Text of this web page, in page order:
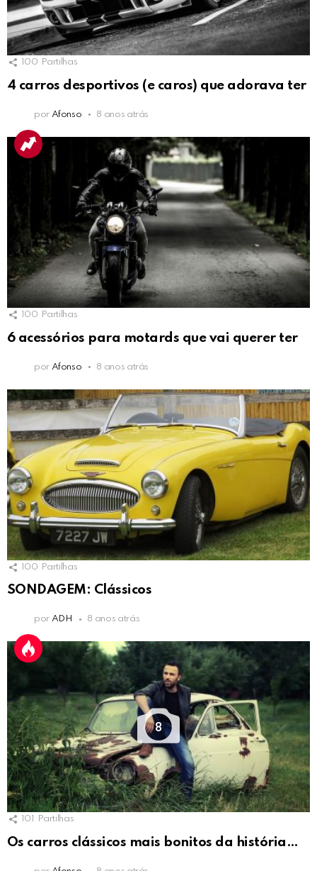
100 Partilhas
4 carros desportivos (e caros) que adorava ter
por Afonso 8 anos atrás
100 Partilhas
6 acessórios para motards que vai querer ter
por Afonso 8 anos atrás
100 Partilhas
SONDAGEM: Clássicos
por ADH 8 anos atrás
8
101 Partilhas
Os carros clássicos mais bonitos da história…